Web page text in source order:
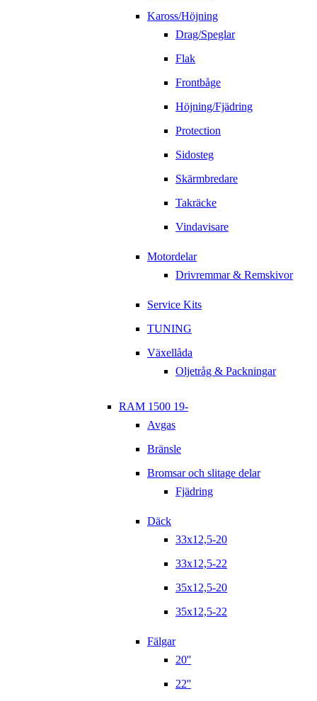
Kaross/Höjning
Drag/Speglar
Flak
Frontbåge
Höjning/Fjädring
Protection
Sidosteg
Skärmbredare
Takräcke
Vindavisare
Motordelar
Drivremmar & Remskivor
Service Kits
TUNING
Växellåda
Oljetråg & Packningar
RAM 1500 19-
Avgas
Bränsle
Bromsar och slitage delar
Fjädring
Däck
33x12,5-20
33x12,5-22
35x12,5-20
35x12,5-22
Fälgar
20''
22''